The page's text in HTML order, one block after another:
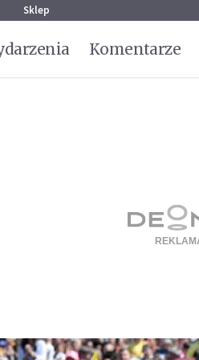
Sklep
Komentarze